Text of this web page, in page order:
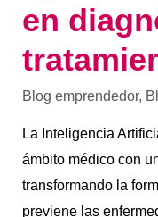
en
Blog emprendedor,
La Inteligencia
ámbito médico con
transformando la
previene las